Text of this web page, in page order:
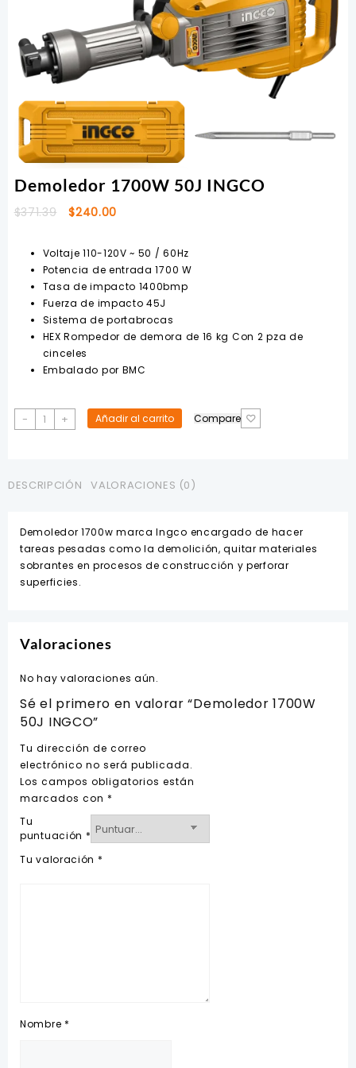
Demoledor 1700W 50J INGCO
$371.39
El
era:
$371.39.
$240.00
es:
$240.00.
Voltaje 110-120V ~ 50 / 60Hz
Potencia de entrada 1700 W
Tasa de impacto 1400bmp
Fuerza de impacto 45J
Sistema de portabrocas
HEX Rompedor de demora de 16 kg Con 2 pza de
cinceles
Embalado por BMC
-
Demoledor
1700W
cantidad
+ Añadir al carrito Compare
DESCRIPCIÓN VALORACIONES (0)
Demoledor 1700w marca Ingco encargado de hacer
tareas pesadas como la demolición, quitar materiales
sobrantes en procesos de construcción y perforar
superficies.
Valoraciones
No hay valoraciones aún.
Sé el primero en valorar “Demoledor 1700W
50J INGCO”
Tu dirección de correo
electrónico no será publicada.
Los campos obligatorios están
marcados con *
Tu
puntuación *
Tu valoración *
Nombre *